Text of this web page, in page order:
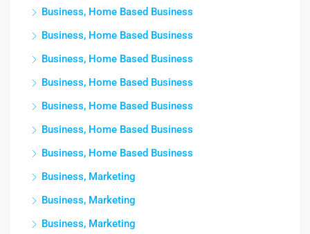
Business, Home Based Business
Business, Home Based Business
Business, Home Based Business
Business, Home Based Business
Business, Home Based Business
Business, Home Based Business
Business, Home Based Business
Business, Marketing
Business, Marketing
Business, Marketing